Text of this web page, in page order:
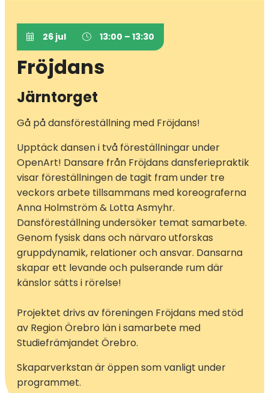
26 jul 13:00 – 13:30
Fröjdans
Järntorget
Gå på dansföreställning med Fröjdans!
Upptäck dansen i två föreställningar under
OpenArt! Dansare från Fröjdans dansferiepraktik
visar föreställningen de tagit fram under tre
veckors arbete tillsammans med koreograferna
Anna Holmström & Lotta Asmyhr.
Dansföreställning undersöker temat samarbete.
Genom fysisk dans och närvaro utforskas
gruppdynamik, relationer och ansvar. Dansarna
skapar ett levande och pulserande rum där
känslor sätts i rörelse!
Projektet drivs av föreningen Fröjdans med stöd
av Region Örebro län i samarbete med
Studiefrämjandet Örebro.
Skaparverkstan är öppen som vanligt under
programmet.